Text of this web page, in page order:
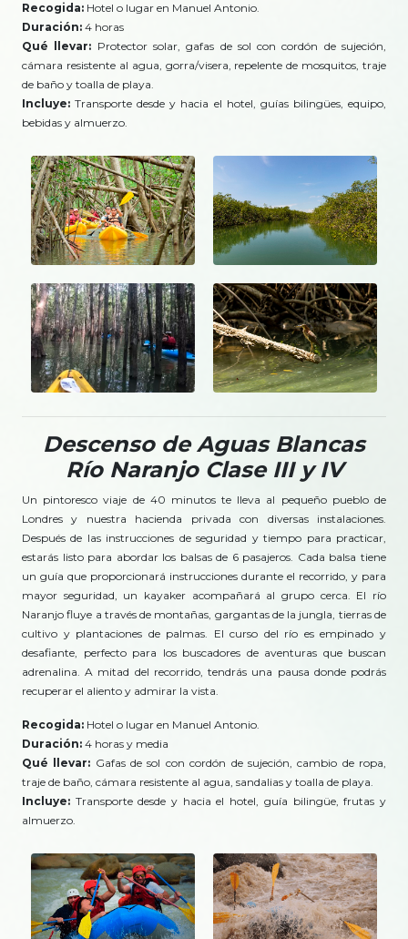
Recogida: Hotel o lugar en Manuel Antonio.
Duración: 4 horas
Qué llevar: Protector solar, gafas de sol con cordón de sujeción,
cámara resistente al agua, gorra/visera, repelente de mosquitos, traje
de baño y toalla de playa.
Incluye: Transporte desde y hacia el hotel, guías bilingües, equipo,
bebidas y almuerzo.
Descenso de Aguas Blancas
Río Naranjo Clase III y IV
Un pintoresco viaje de 40 minutos te lleva al pequeño pueblo de
Londres y nuestra hacienda privada con diversas instalaciones.
Después de las instrucciones de seguridad y tiempo para practicar,
estarás listo para abordar los balsas de 6 pasajeros. Cada balsa tiene
un guía que proporcionará instrucciones durante el recorrido, y para
mayor seguridad, un kayaker acompañará al grupo cerca. El río
Naranjo fluye a través de montañas, gargantas de la jungla, tierras de
cultivo y plantaciones de palmas. El curso del río es empinado y
desafiante, perfecto para los buscadores de aventuras que buscan
adrenalina. A mitad del recorrido, tendrás una pausa donde podrás
recuperar el aliento y admirar la vista.
Recogida: Hotel o lugar en Manuel Antonio.
Duración: 4 horas y media
Qué llevar: Gafas de sol con cordón de sujeción, cambio de ropa,
traje de baño, cámara resistente al agua, sandalias y toalla de playa.
Incluye: Transporte desde y hacia el hotel, guía bilingüe, frutas y
almuerzo.